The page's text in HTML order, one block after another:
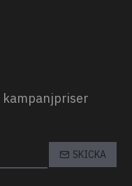
kampanjpriser
SKICKA